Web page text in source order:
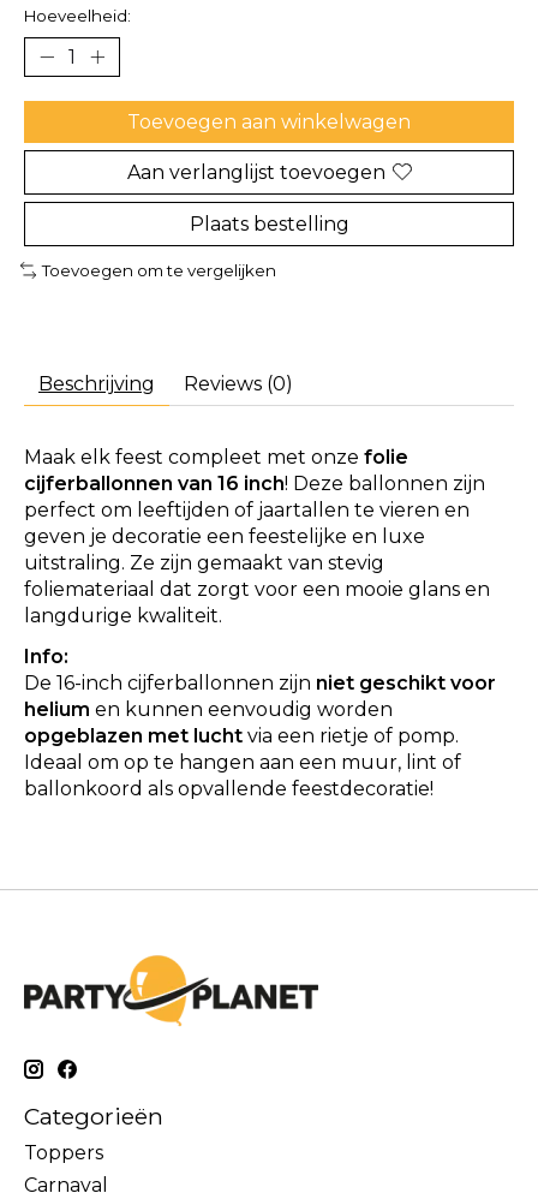
Hoeveelheid:
Toevoegen aan winkelwagen
Aan verlanglijst toevoegen
Plaats bestelling
Toevoegen om te vergelijken
Beschrijving Reviews (0)
Maak elk feest compleet met onze folie
cijferballonnen van 16 inch! Deze ballonnen zijn
perfect om leeftijden of jaartallen te vieren en
geven je decoratie een feestelijke en luxe
uitstraling. Ze zijn gemaakt van stevig
foliemateriaal dat zorgt voor een mooie glans en
langdurige kwaliteit.
Info:
De 16-inch cijferballonnen zijn niet geschikt voor
helium en kunnen eenvoudig worden
opgeblazen met lucht via een rietje of pomp.
Ideaal om op te hangen aan een muur, lint of
ballonkoord als opvallende feestdecoratie!
Categorieën
Toppers
Carnaval